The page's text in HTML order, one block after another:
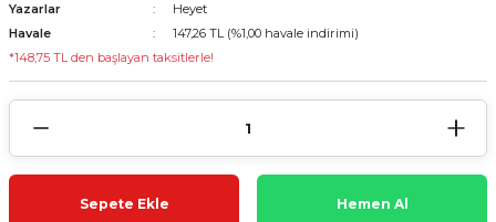
Yazarlar
Heyet
Havale
147,26 TL (%1,00 havale indirimi)
*148,75 TL den başlayan taksitlerle!
Sepete Ekle Hemen Al